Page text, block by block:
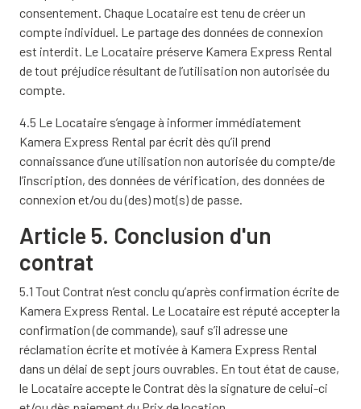
consentement. Chaque Locataire est tenu de créer un
compte individuel. Le partage des données de connexion
est interdit. Le Locataire préserve Kamera Express Rental
de tout préjudice résultant de l’utilisation non autorisée du
compte.
4.5 Le Locataire s’engage à informer immédiatement
Kamera Express Rental par écrit dès qu’il prend
connaissance d’une utilisation non autorisée du compte/de
l’inscription, des données de vérification, des données de
connexion et/ou du (des) mot(s) de passe.
Article 5. Conclusion d'un
contrat
5.1 Tout Contrat n’est conclu qu’après confirmation écrite de
Kamera Express Rental. Le Locataire est réputé accepter la
confirmation (de commande), sauf s’il adresse une
réclamation écrite et motivée à Kamera Express Rental
dans un délai de sept jours ouvrables. En tout état de cause,
le Locataire accepte le Contrat dès la signature de celui-ci